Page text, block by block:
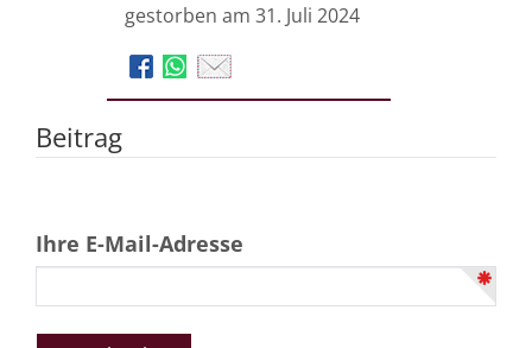
gestorben am 31. Juli 2024
Beitrag
Ihre E-Mail-Adresse